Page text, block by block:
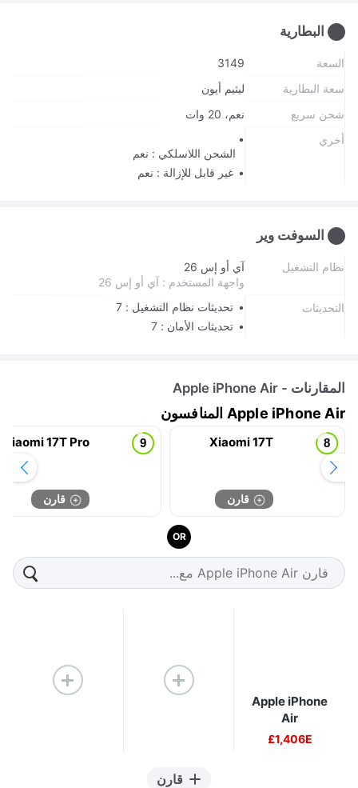
البطارية
السعة
3149
سعة البطارية
ليثيم أيون
شحن سريع
نعم، 20 وات
أخري
الشحن اللاسلكي : نعم
غير قابل للإزالة : نعم
السوفت وير
نظام التشغيل
آي أو إس 26
واجهة المستخدم : آي أو إس 26
التحديثات
تحديثات نظام التشغيل : 7
تحديثات الأمان : 7
المقارنات - Apple iPhone Air
Apple iPhone Air المنافسون
Xiaomi 17T
قارن
Xiaomi 17T Pro
قارن
OR
Apple iPhone
Air
1,406E£
قارن